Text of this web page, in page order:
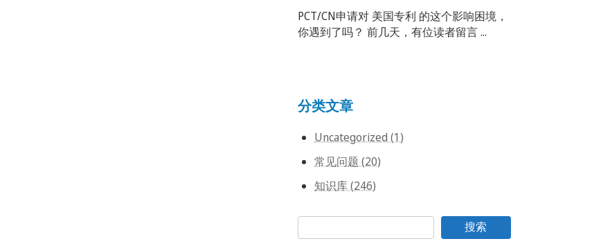
PCT/CN申请对 美国专利 的这个影响困境，
你遇到了吗？ 前几天，有位读者留言 ...
分类文章
Uncategorized (1)
常见问题 (20)
知识库 (246)
搜索